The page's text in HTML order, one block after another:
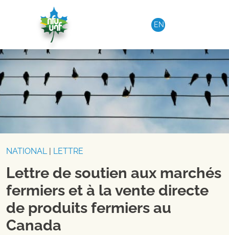
Aller au contenu
EN
NATIONAL| LETTRE
Lettre de soutien aux marchés
fermiers et à la vente directe
de produits fermiers au
Canada